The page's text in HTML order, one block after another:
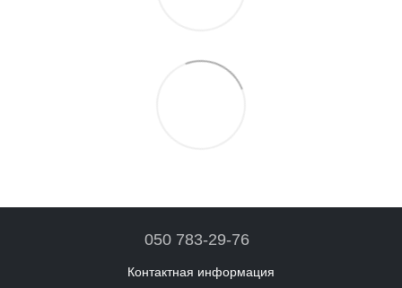
050 783-29-76
Контактная информация